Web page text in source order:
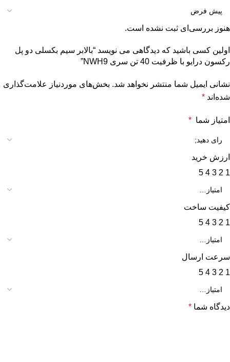
هنوز بررسی‌ای ثبت نشده است.
اولین کسی باشید که دیدگاهی می نویسد “بالابر سیم بکسلی دو پل
رکسون درایو با ظرفیت 40 تن سری NWH9”
نشانی ایمیل شما منتشر نخواهد شد. بخش‌های موردنیاز علامت‌گذاری
شده‌اند *
امتیاز شما *
ارزش خرید
1
2
3
4
5
کیفیت ساخت
1
2
3
4
5
سرعت ارسال
1
2
3
4
5
دیدگاه شما *